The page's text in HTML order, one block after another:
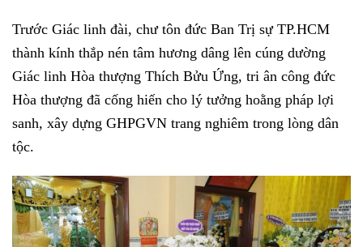
Trước Giác linh đài, chư tôn đức Ban Trị sự TP.HCM
thành kính thắp nén tâm hương dâng lên cúng dường
Giác linh Hòa thượng Thích Bửu Ứng, tri ân công đức
Hòa thượng đã cống hiến cho lý tưởng hoằng pháp lợi
sanh, xây dựng GHPGVN trang nghiêm trong lòng dân
tộc.